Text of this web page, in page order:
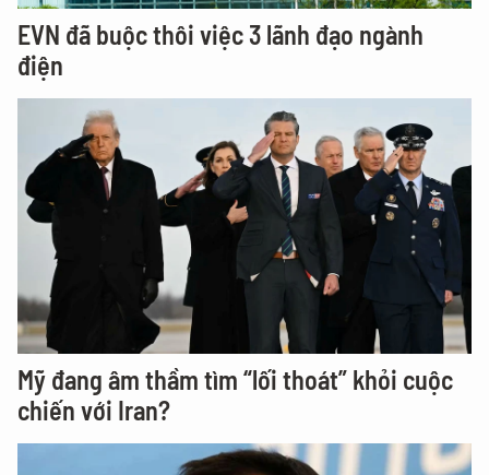
EVN đã buộc thôi việc 3 lãnh đạo ngành
điện
Mỹ đang âm thầm tìm “lối thoát” khỏi cuộc
chiến với Iran?